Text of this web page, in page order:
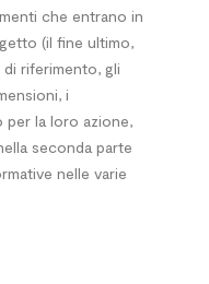
che entrano in
(il fine ultimo,
riferimento, gli
i
la loro azione,
seconda parte
nelle varie